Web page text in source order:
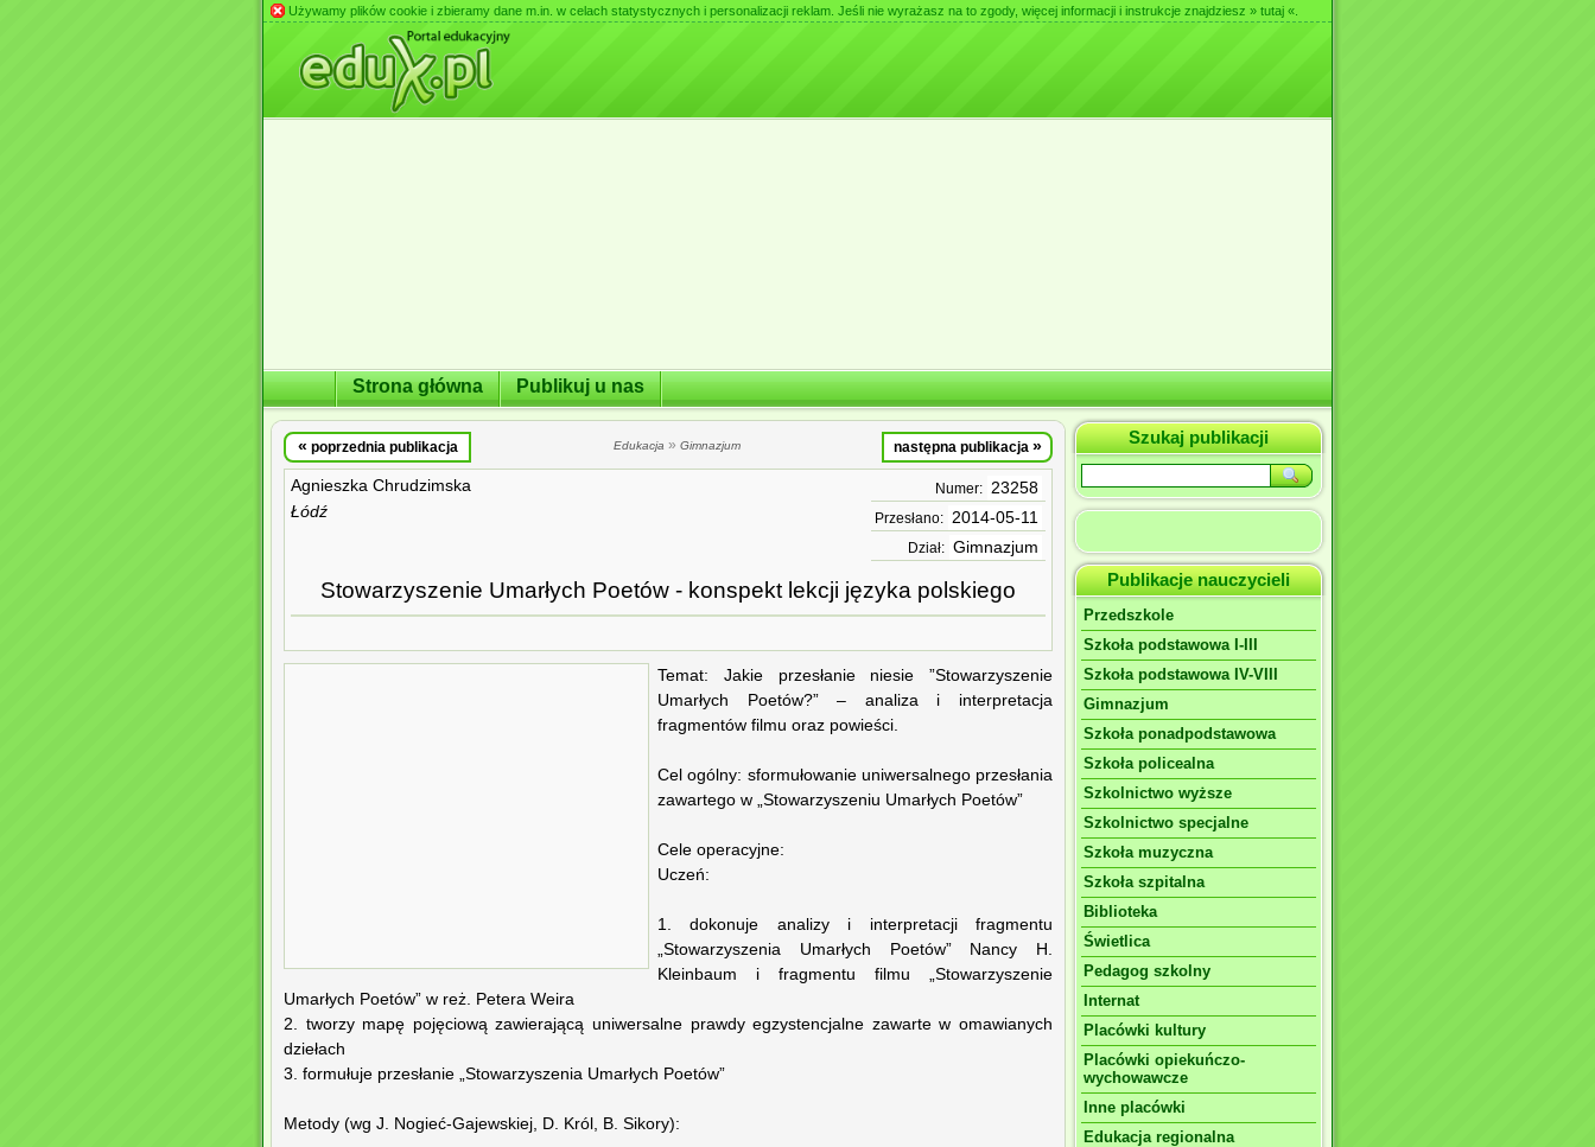
Używamy plików cookie i zbieramy dane m.in. w celach statystycznych i personalizacji reklam. Jeśli nie wyrażasz na to zgody, więcej informacji i instrukcje znajdziesz » tutaj «
Strona główna Publikuj u nas
« poprzednia publikacja Edukacja » Gimnazjum następna publikacja »
Agnieszka Chrudzimska
Łódź
Numer: 23258
Przesłano: 2014-05-11
Dział: Gimnazjum
Stowarzyszenie Umarłych Poetów - konspekt lekcji języka polskiego
Temat: Jakie przesłanie niesie ”Stowarzyszenie
Umarłych Poetów?” – analiza i interpretacja
fragmentów filmu oraz powieści.
Cel ogólny: sformułowanie uniwersalnego przesłania
zawartego w „Stowarzyszeniu Umarłych Poetów”
Cele operacyjne:
Uczeń:
1. dokonuje analizy i interpretacji fragmentu
„Stowarzyszenia Umarłych Poetów” Nancy H.
Kleinbaum i fragmentu filmu „Stowarzyszenie
Umarłych Poetów” w reż. Petera Weira
2. tworzy mapę pojęciową zawierającą uniwersalne prawdy egzystencjalne zawarte w omawianych
dziełach
3. formułuje przesłanie „Stowarzyszenia Umarłych Poetów”
Metody (wg J. Nogieć-Gajewskiej, D. Król, B. Sikory):
Szukaj publikacji
Publikacje nauczycieli
Przedszkole
Szkoła podstawowa I-III
Szkoła podstawowa IV-VIII
Gimnazjum
Szkoła ponadpodstawowa
Szkoła policealna
Szkolnictwo wyższe
Szkolnictwo specjalne
Szkoła muzyczna
Szkoła szpitalna
Biblioteka
Świetlica
Pedagog szkolny
Internat
Placówki kultury
Placówki opiekuńczo-
wychowawcze
Inne placówki
Edukacja regionalna